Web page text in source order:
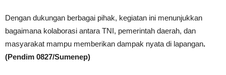
Dengan dukungan berbagai pihak, kegiatan ini menunjukkan
bagaimana kolaborasi antara TNI, pemerintah daerah, dan
masyarakat mampu memberikan dampak nyata di lapangan.
(Pendim 0827/Sumenep)